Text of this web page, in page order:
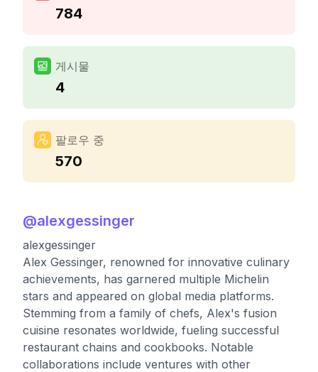
784
게시물
4
팔로우 중
570
@alexgessinger
alexgessinger
Alex Gessinger, renowned for innovative culinary
achievements, has garnered multiple Michelin
stars and appeared on global media platforms.
Stemming from a family of chefs, Alex's fusion
cuisine resonates worldwide, fueling successful
restaurant chains and cookbooks. Notable
collaborations include ventures with other